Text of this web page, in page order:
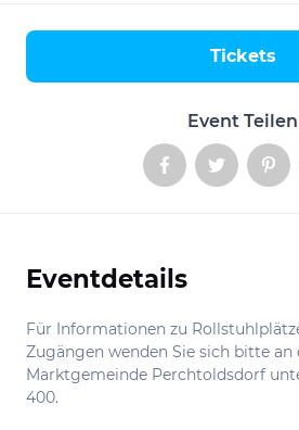
Event Teilen
Tickets
Informationen
Eventdetails
Für Informationen zu
Zugängen wenden Sie sich bitte an
Marktgemeinde Perchtoldsdorf
400.